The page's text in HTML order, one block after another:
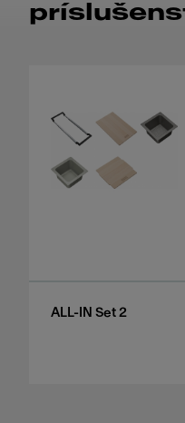
ALL-IN Set 2